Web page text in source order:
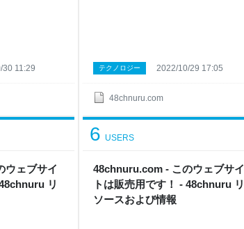
30 11:29
48chnuru.com
テクノロジー 2022/10/29 17:05
ウェブサイ
リ
48chnuru.com - このウェブサイ
トは販売用です！ - 48chnuru リ
ソースおよび情報
6 USERS